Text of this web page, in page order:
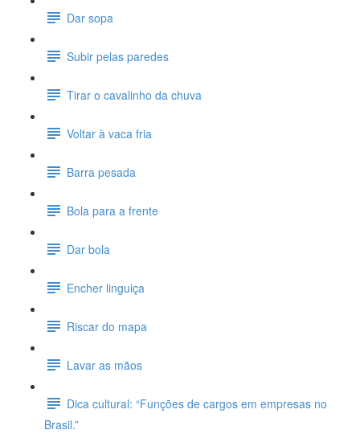
Dar sopa
Subir pelas paredes
Tirar o cavalinho da chuva
Voltar à vaca fria
Barra pesada
Bola para a frente
Dar bola
Encher linguiça
Riscar do mapa
Lavar as mãos
Dica cultural: “Funções de cargos em empresas no
Brasil.”